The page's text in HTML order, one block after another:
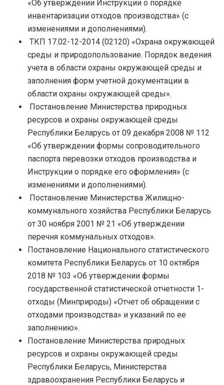
«Об утверждении Инструкции о порядке
инвентаризации отходов производства» (с
изменениями и дополнениями).
ТКП 17.02-12-2014 (02120) «Охрана окружающей
среды и природопользование. Порядок ведения
учета в области охраны окружающей среды и
заполнения форм учетной документации в
области охраны окружающей среды».
Постановление Министерства природных
ресурсов и охраны окружающей среды
Республики Беларусь от 09 декабря 2008 № 112
«Об утверждении формы сопроводительного
паспорта перевозки отходов производства и
Инструкции о порядке его оформления» (с
изменениями и дополнениями).
Постановление Министерства Жилищно-
коммунального хозяйства Республики Беларусь
от 30 ноября 2001 № 21 «Об утверждении
перечня коммунальных отходов».
Постановление Национального статистического
комитета Республики Беларусь от 10 октября
2018 № 103 «Об утверждении формы
государственной статистической отчетности 1-
отходы (Минприроды) «Отчет об обращении с
отходами производства» и указаний по ее
заполнению».
Постановление Министерства природных
ресурсов и охраны окружающей среды
Республики Беларусь, Министерства
здравоохранения Республики Беларусь и